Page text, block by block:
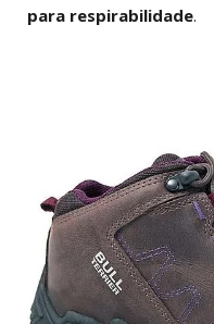
para respirabilidade.